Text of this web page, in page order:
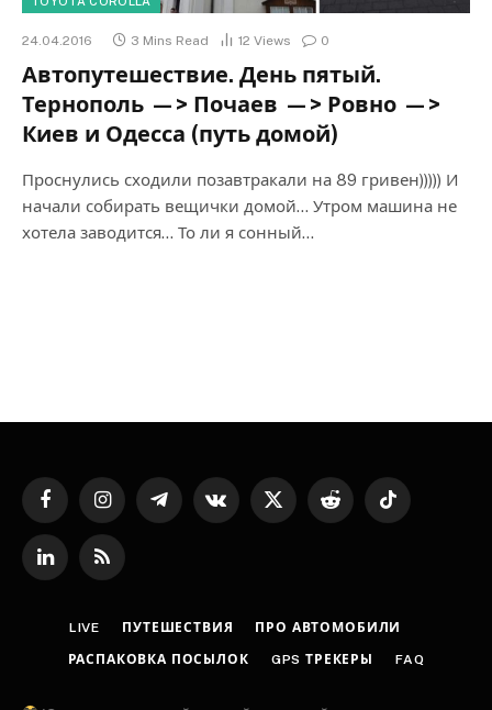
24.04.2016 3 Mins Read 12 Views 0
Автопутешествие. День пятый.
Тернополь —> Почаев —> Ровно —>
Киев и Одесса (путь домой)
Проснулись сходили позавтракали на 89 гривен))))) И
начали собирать вещички домой… Утром машина не
хотела заводится… То ли я сонный…
FacebookInstagramTelegramVKontakte
X
Reddit TikTok
LinkedInRSS
LIVE ПУТЕШЕСТВИЯ ПРО АВТОМОБИЛИ
РАСПАКОВКА ПОСЫЛОК GPS ТРЕКЕРЫ FAQ